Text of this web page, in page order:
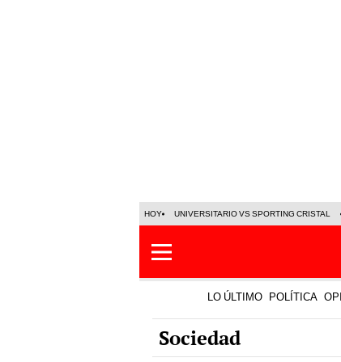
HOY UNIVERSITARIO VS SPORTING CRISTAL
LO ÚLTIMO POLÍTICA
Sociedad